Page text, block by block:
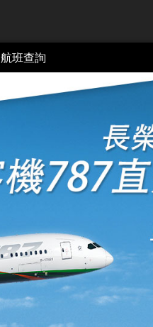
航班查詢